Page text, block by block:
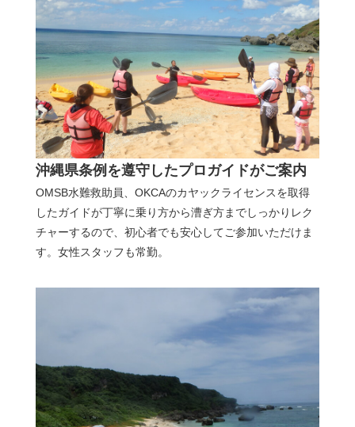
沖縄県条例を遵守したプロガイドがご案内
OMSB水難救助員、OKCAのカヤックライセンスを取得
したガイドが丁寧に乗り方から漕ぎ方までしっかりレク
チャーするので、初心者でも安心してご参加いただけま
す。女性スタッフも常勤。